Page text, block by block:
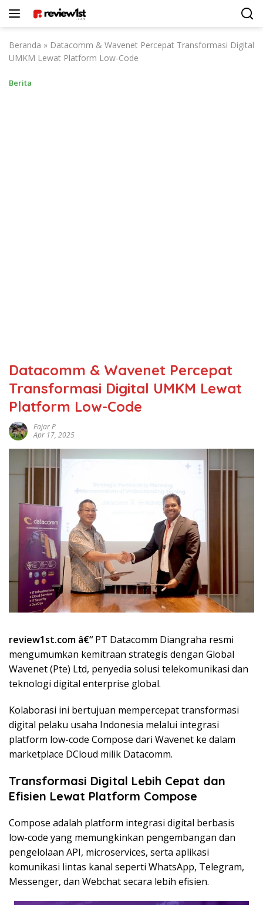
Beranda » Datacomm & Wavenet Percepat Transformasi Digital
UMKM Lewat Platform Low-Code
Berita
Datacomm & Wavenet Percepat
Transformasi Digital UMKM Lewat
Platform Low-Code
Fajar P
Apr 17, 2025
review1st.com â€“ PT Datacomm Diangraha resmi
mengumumkan kemitraan strategis dengan Global
Wavenet (Pte) Ltd, penyedia solusi telekomunikasi dan
teknologi digital enterprise global.
Kolaborasi ini bertujuan mempercepat transformasi
digital pelaku usaha Indonesia melalui integrasi
platform low-code Compose dari Wavenet ke dalam
marketplace DCloud milik Datacomm.
Transformasi Digital Lebih Cepat dan
Efisien Lewat Platform Compose
Compose adalah platform integrasi digital berbasis
low-code yang memungkinkan pengembangan dan
pengelolaan API, microservices, serta aplikasi
komunikasi lintas kanal seperti WhatsApp, Telegram,
Messenger, dan Webchat secara lebih efisien.